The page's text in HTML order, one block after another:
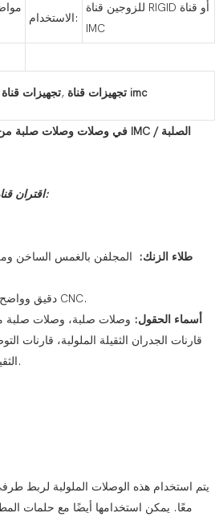
الاستخدام:
للزوجين قناة RIGID أو قناة
IMC
تجهيزات قناة, تجهيزات قناة imc
1/2 في وصلات وصلات صلبة من الصلب المجلفن للقناة IMC / الصلبة
اقتران قناة الصلب المجلفن الكهربائية:
3. طلاء الزنك:
المجلفن بالغمس الساخن
NPS دقيق وواضح بواسطة CNC.
أسماء الحقول: وصلات صلبة، وصلات صلبة
قارنات الجدران الثقيلة الملولبة، قارنات
الثقيلة، قارنات التوصيل الملولبة.
يتم استخدام هذه الوصلات الملولبة لربط